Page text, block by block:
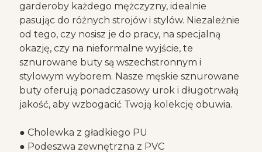
garderoby każdego mężczyzny, idealnie
pasując do różnych strojów i stylów. Niezależnie
od tego, czy nosisz je do pracy, na specjalną
okazję, czy na nieformalne wyjście, te
sznurowane buty są wszechstronnym i
stylowym wyborem. Nasze męskie sznurowane
buty oferują ponadczasowy urok i długotrwałą
jakość, aby wzbogacić Twoją kolekcję obuwia.
● Cholewka z gładkiego PU
● Podeszwa zewnętrzna z PVC